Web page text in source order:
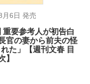
月6日 発売
要参考人が初告白
官の妻から前夫の怪
た」【週刊文春 目
】